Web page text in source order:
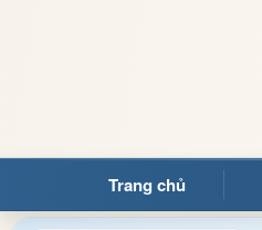
Trang chủ